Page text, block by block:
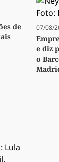
de
07/08/
e diz
o